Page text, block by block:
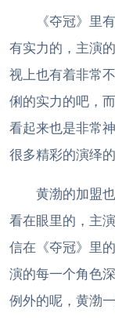
《夺冠》里有
有实力的，主演
视上也有着非常
俐的实力的吧，
看起来也是非常
很多精彩的演绎
黄渤的加盟也
看在眼里的，主
信在《夺冠》里
演的每一个角色
例外的呢，黄渤